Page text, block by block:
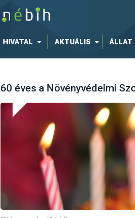
HIVATAL AKTUÁLIS ÁLLAT
60 éves a Növényvédelmi